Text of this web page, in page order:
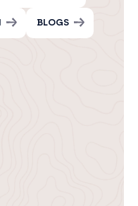
BLOGS